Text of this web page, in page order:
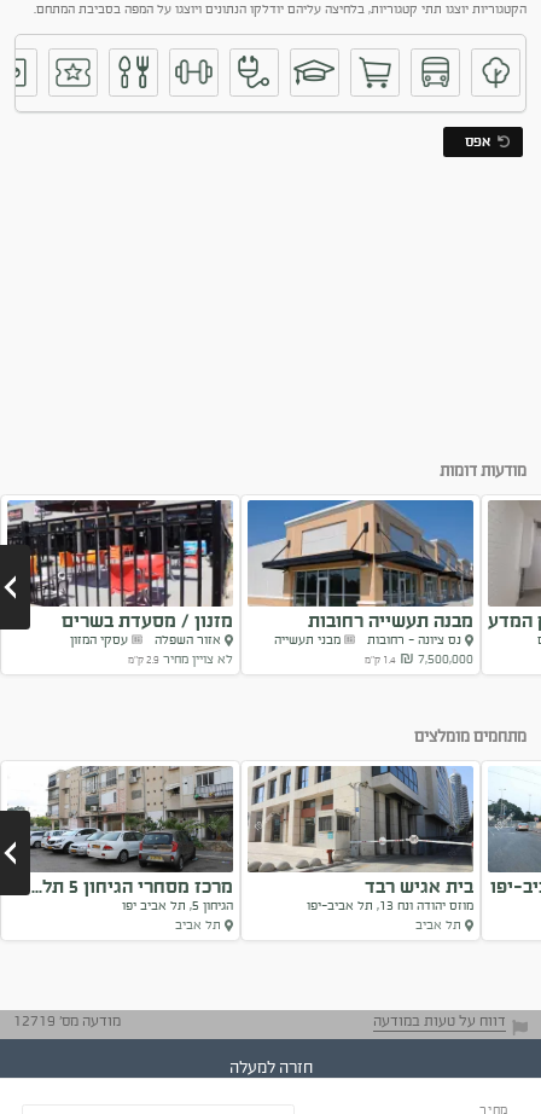
מחיר
הקטגוריות יוצגו תתי קטגוריות, בלחיצה עליהם יודלקו הנתונים ויוצגו על המפה בסביבת המתחם.
אפס
מודעות דומות
המדע מבנה תעשייה רחובות
נס ציונה - רחובות
מבני תעשייה
7,500,000 ₪
1.4 ק"מ
מזנון / מסעדת בשרים
אזור השפלה
עסקי המזון
לא צויין מחיר 2.9 ק"מ
מתחמים מומלצים
יפו בית אגיש רבד
מוזס יהודה ונח 13, תל אביב-יפו
תל אביב
מרכז מסחרי הגיחון 5 תל...
הגיחון 5, תל אביב יפו
תל אביב
דווח על טעות במודעה מודעה מס' 12719
חזרה למעלה